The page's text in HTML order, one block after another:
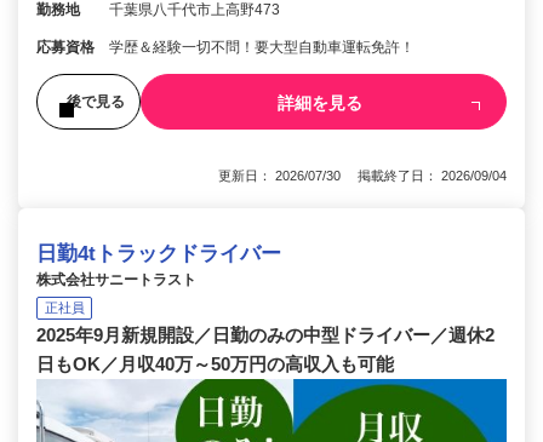
勤務地 千葉県八千代市上高野473
応募資格 学歴＆経験一切不問！要大型自動車運転免許！
後で見る 詳細を見る
更新日： 2026/07/30 掲載終了日： 2026/09/04
日勤4tトラックドライバー
株式会社サニートラスト
正社員
2025年9月新規開設／日勤のみの中型ドライバー／週休2
日もOK／月収40万～50万円の高収入も可能